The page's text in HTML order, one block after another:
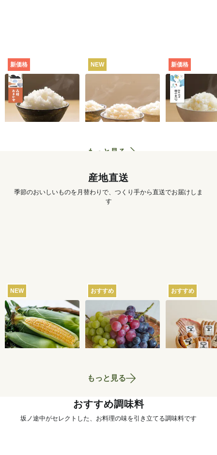
新価格
田んぼと食卓むすぶ
お米（品種おまか
せ） [定期宅配]
702
NEW
ット（白米・3種）
3,890円
新価格
静岡・焼津
田の息吹（品
シヒカリ） [
もっと見る
産地直送
季節のおいしいものを月替わりで、つくり手から直送でお届けしま
す
NEW
【産地直送】北軽井
沢のとうもろこし 12
本
送料込 4,250円
おすすめ
【産地直送】葡萄畑
ふくじろうのふぞろ
い濃厚ぶどう 1.6kg
送料込 6,750円
おすすめ
ム工房ゴーバ
の5種セット
送料込
もっと見る
おすすめ調味料
坂ノ途中がセレクトした、お料理の味を引き立てる調味料です